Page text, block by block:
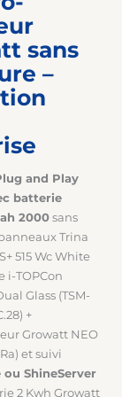
sans
–
and Play
batterie
2000sans
Trina
515 Wc White
i-TOPCon
Glass (TSM-
+
Growatt NEO
et suivi
ou ShineServer
2 Kwh Growatt